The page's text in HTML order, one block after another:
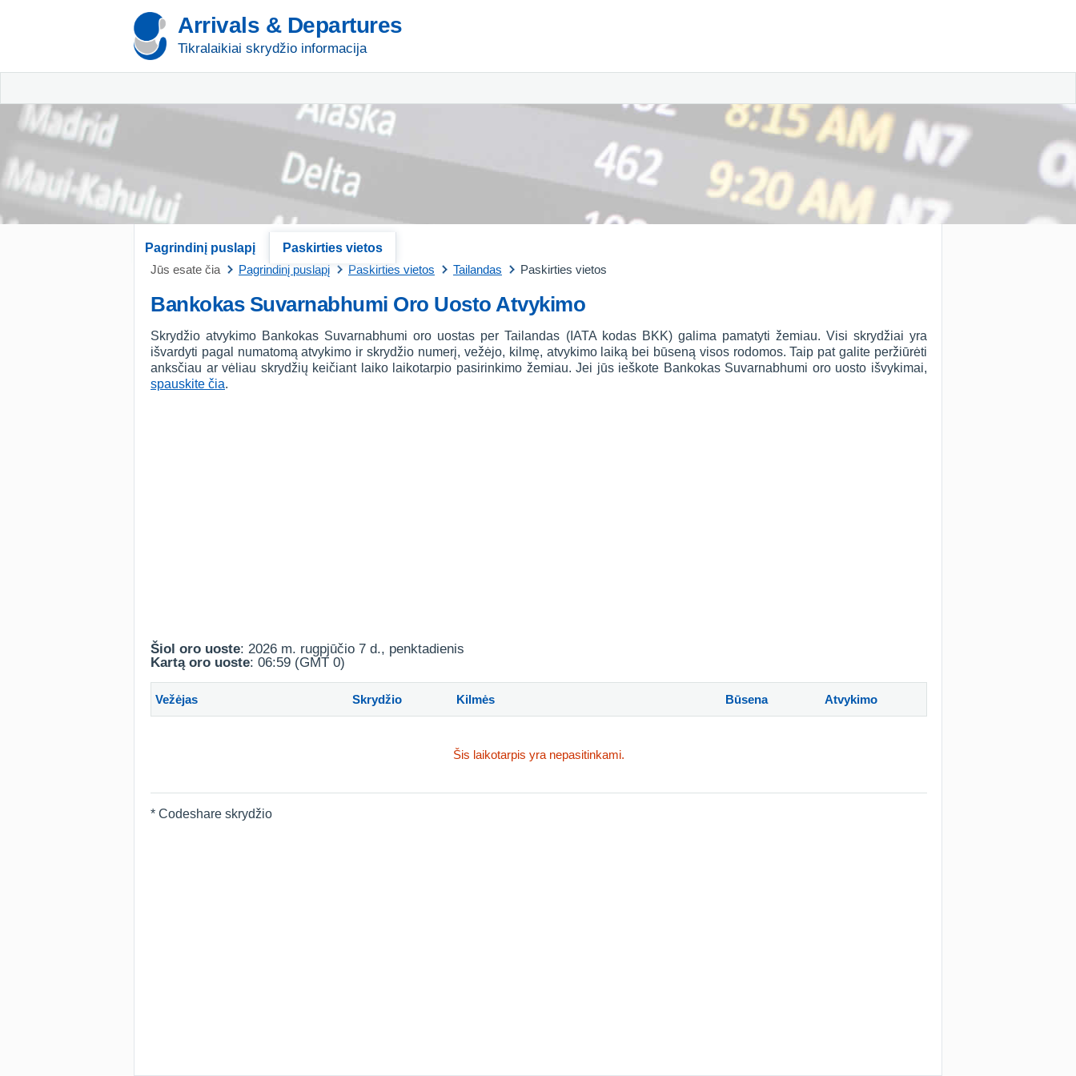
Arrivals & Departures
Tikralaikiai skrydžio informacija
Pagrindinį puslapį
Paskirties vietos
Jūs esate čia
Pagrindinį puslapį Paskirties vietos Tailandas Paskirties vietos
Bankokas Suvarnabhumi Oro Uosto Atvykimo
Skrydžio atvykimo Bankokas Suvarnabhumi oro uostas per Tailandas (IATA kodas BKK) galima pamatyti žemiau. Visi skrydžiai yra
išvardyti pagal numatomą atvykimo ir skrydžio numerį, vežėjo, kilmę, atvykimo laiką bei būseną visos rodomos. Taip pat galite peržiūrėti
anksčiau ar vėliau skrydžių keičiant laiko laikotarpio pasirinkimo žemiau. Jei jūs ieškote Bankokas Suvarnabhumi oro uosto išvykimai,
spauskite čia.
Šiol oro uoste: 2026 m. rugpjūčio 7 d., penktadienis
Kartą oro uoste: 06:59 (GMT 0)
Vežėjas Skrydžio Kilmės Būsena Atvykimo
Šis laikotarpis yra nepasitinkami.
* Codeshare skrydžio